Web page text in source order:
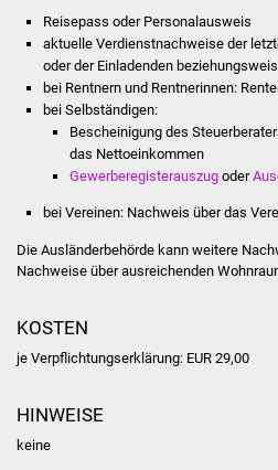
Reisepass oder Personalausweis
aktuelle Verdienstnachweise der
oder der Einladenden
bei Rentnern und Rentnerinnen:
bei Selbständigen:
Bescheinigung des
das Nettoeinkommen
Gewerberegisterauszug oder
bei Vereinen: Nachweis über das
Die Ausländerbehörde kann weitere
Nachweise über ausreichenden
KOSTEN
je Verpflichtungserklärung: EUR 29,00
HINWEISE
keine